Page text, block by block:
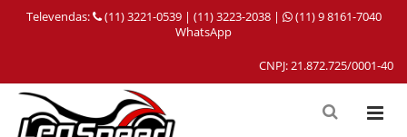
Televendas: (11) 3221-0539 | (11) 3223-2038 |
(11) 9 8161-7040
WhatsApp
CNPJ: 21.872.725/0001-40